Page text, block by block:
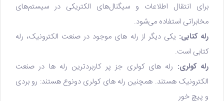
برای انتقال اطلاعات و سیگنال‌های الکتریکی در سیستم‌های
مخابراتی استفاده می‌شود.
رله کتابی: یکی دیگر از رله های موجود در صنعت الکترونیک، رله
کتابی است.
رله کولری: رله های کولری جز پر کاربردترین رله ها در صنعت
الکترونیک هستند. همچنین رله های کولری دونوع هستند: رو بردی
و پیچ خور